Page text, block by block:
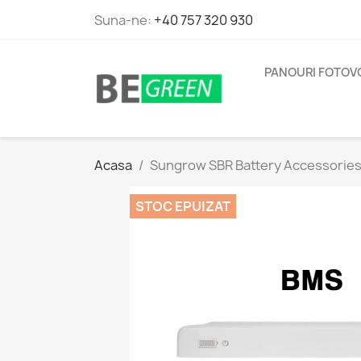
Suna-ne: +40 757 320 930
PANOURI
Acasa Sungrow SBR Battery
STOC EPUIZAT